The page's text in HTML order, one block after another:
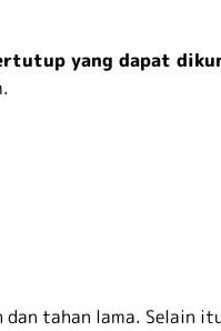
yang dapat
dan tahan lama. Selain